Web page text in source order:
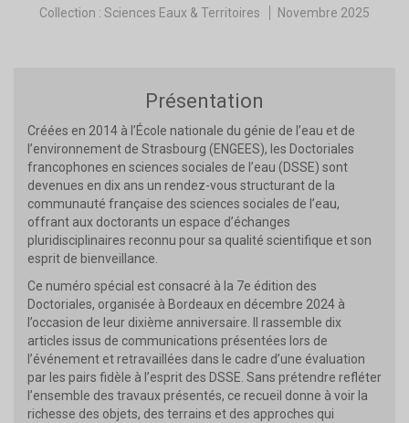
Collection : Sciences Eaux & Territoires Novembre 2025
Présentation
Créées en 2014 à l’École nationale du génie de l’eau et de
l’environnement de Strasbourg (ENGEES), les Doctoriales
francophones en sciences sociales de l’eau (DSSE) sont
devenues en dix ans un rendez-vous structurant de la
communauté française des sciences sociales de l’eau,
offrant aux doctorants un espace d’échanges
pluridisciplinaires reconnu pour sa qualité scientifique et son
esprit de bienveillance.
Ce numéro spécial est consacré à la 7e édition des
Doctoriales, organisée à Bordeaux en décembre 2024 à
l’occasion de leur dixième anniversaire. Il rassemble dix
articles issus de communications présentées lors de
l’événement et retravaillées dans le cadre d’une évaluation
par les pairs fidèle à l’esprit des DSSE. Sans prétendre refléter
l’ensemble des travaux présentés, ce recueil donne à voir la
richesse des objets, des terrains et des approches qui